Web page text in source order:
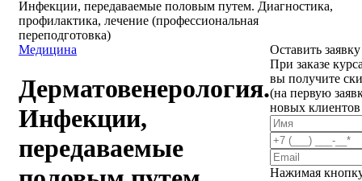
Инфекции, передаваемые половым путем. Диагностика,
профилактика, лечение (профессиональная
переподготовка)
Медицина
Дерматовенерология.
Инфекции,
передаваемые
Оставить
При заказе
вы получите
(на первую
новых клиентов
Нажимая